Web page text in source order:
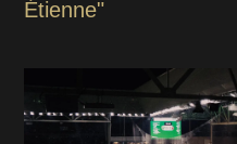
Étienne"